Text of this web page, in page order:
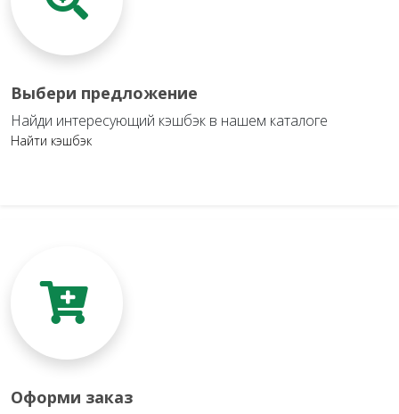
Выбери предложение
Найди интересующий кэшбэк в нашем каталоге
Найти кэшбэк
Оформи заказ